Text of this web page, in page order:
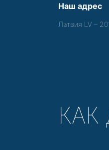
Наш адрес
Латвия LV –